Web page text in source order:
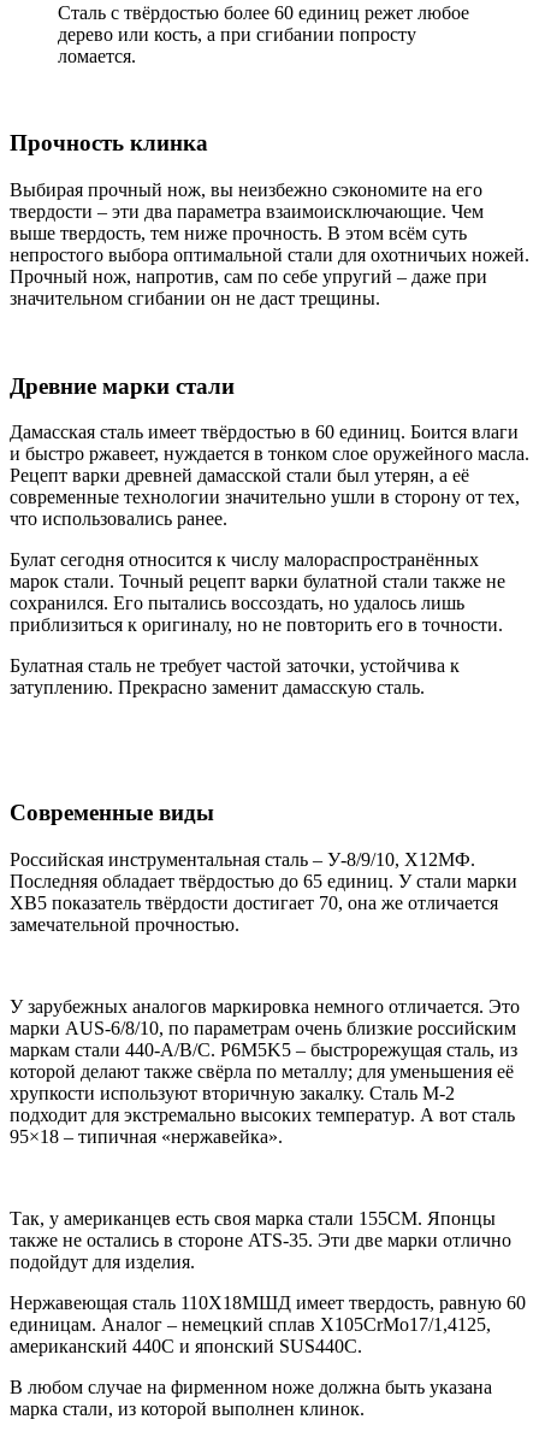
Сталь с твёрдостью более 60 единиц режет любое
дерево или кость, а при сгибании попросту
ломается.
Прочность клинка
Выбирая прочный нож, вы неизбежно сэкономите на его
твердости – эти два параметра взаимоисключающие. Чем
выше твердость, тем ниже прочность. В этом всём суть
непростого выбора оптимальной стали для охотничьих ножей.
Прочный нож, напротив, сам по себе упругий – даже при
значительном сгибании он не даст трещины.
Древние марки стали
Дамасская сталь имеет твёрдостью в 60 единиц. Боится влаги
и быстро ржавеет, нуждается в тонком слое оружейного масла.
Рецепт варки древней дамасской стали был утерян, а её
современные технологии значительно ушли в сторону от тех,
что использовались ранее.
Булат сегодня относится к числу малораспространённых
марок стали. Точный рецепт варки булатной стали также не
сохранился. Его пытались воссоздать, но удалось лишь
приблизиться к оригиналу, но не повторить его в точности.
Булатная сталь не требует частой заточки, устойчива к
затуплению. Прекрасно заменит дамасскую сталь.
Современные виды
Российская инструментальная сталь – У-8/9/10, Х12МФ.
Последняя обладает твёрдостью до 65 единиц. У стали марки
ХВ5 показатель твёрдости достигает 70, она же отличается
замечательной прочностью.
У зарубежных аналогов маркировка немного отличается. Это
марки AUS-6/8/10, по параметрам очень близкие российским
маркам стали 440-А/В/С. P6M5K5 – быстрорежущая сталь, из
которой делают также свёрла по металлу; для уменьшения её
хрупкости используют вторичную закалку. Сталь М-2
подходит для экстремально высоких температур. А вот сталь
95×18 – типичная «нержавейка».
Так, у американцев есть своя марка стали 155СМ. Японцы
также не остались в стороне ATS-35. Эти две марки отлично
подойдут для изделия.
Нержавеющая сталь 110Х18МШД имеет твердость, равную 60
единицам. Аналог – немецкий сплав X105CrMo17/1,4125,
американский 440C и японский SUS440C.
В любом случае на фирменном ноже должна быть указана
марка стали, из которой выполнен клинок.